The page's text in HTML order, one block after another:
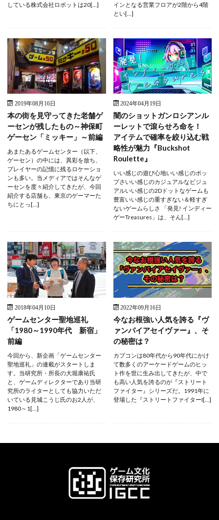
している株式会社ロボットは20[…]
インとなる営業フロアが2階から4階
とい[…]
2019年08月16日
本の街を見守ってきた老舗ゲ
ーセンが残したもの～神保町
ゲーセン「ミッキー」～前編
あまたあるゲームセンター（以下、
ゲーセン）の中には、異彩を放ち、
プレイヤーの記憶に残るロケーショ
ンも多い。当メディアではそんなゲ
ーセンを度々紹介してきたが、今回
紹介する店舗も、東京のゲーマーた
ちにとっ[…]
2024年04月19日
闇のショットガンロシアンル
ーレットで滾らせろ命を！
アイテムで確率を絞り込む戦
略性が魅力『Buckshot
Roulette』
いい感じの遊び心地いい感じのポッ
プさいい感じのカジュアルなビジュ
アルいい感じの2Dドットなゲームも
豊富いい感じの重すぎない＆軽すぎ
ないゲームらしさ 「発見! インディー
ゲーTreasures」は、そん[…]
2018年04月10日
ゲームセンター聖地巡礼
「1980～1990年代 新宿」
前編
今回から、新企画「ゲームセンター
聖地巡礼」の連載がスタートしま
す。当研究所・所長の大堀康祐氏
と、ゲームディレクターであり当研
究所のライターとしても協力いただ
いている見城こうじ氏のお2人が、
1980～1[…]
2022年09月16日
今なお根強い人気を誇る『ヴ
ァンパイアセイヴァー』、そ
の秘密は？
カプコンは80年代から90年代にかけ
て数多くのアーケードゲームのヒッ
ト作を世に生み出してきたが、中で
も高い人気を誇るのが『ストリート
ファイター』シリーズだ。1991年に
登場した『ストリートファイターI[…]